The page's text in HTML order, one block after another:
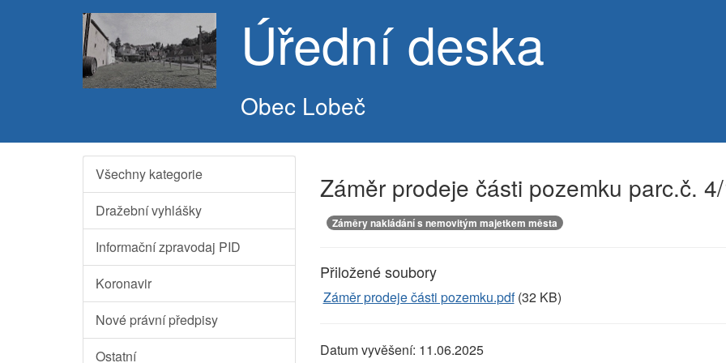
Úřední deska
Obec Lobeč
Všechny kategorie
Dražební vyhlášky
Informační zpravodaj PID
Koronavir
Nové právní předpisy
Ostatní
Záměr prodeje části pozemku parc.č.
Záměry nakládání s nemovitým majetkem města
Přiložené soubory
Záměr prodeje části pozemku.pdf(32 KB)
Datum vyvěšení: 11.06.2025